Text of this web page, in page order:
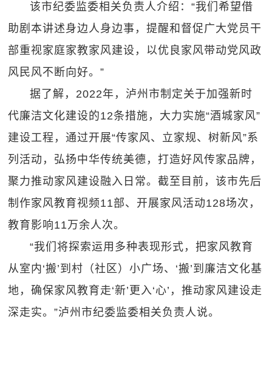
该市纪委监委相关负责人介绍：“我们希望借
助剧本讲述身边人身边事，提醒和督促广大党员干
部重视家庭家教家风建设，以优良家风带动党风政
风民风不断向好。”
据了解，2022年，泸州市制定关于加强新时
代廉洁文化建设的12条措施，大力实施“酒城家风”
建设工程，通过开展“传家风、立家规、树新风”系
列活动，弘扬中华传统美德，打造好风传家品牌，
聚力推动家风建设融入日常。截至目前，该市先后
制作家风教育视频11部、开展家风活动128场次，
教育影响11万余人次。
“我们将探索运用多种表现形式，把家风教育
从室内‘搬’到村（社区）小广场、‘搬’到廉洁文化基
地，确保家风教育走‘新’更入‘心’，推动家风建设走
深走实。”泸州市纪委监委相关负责人说。